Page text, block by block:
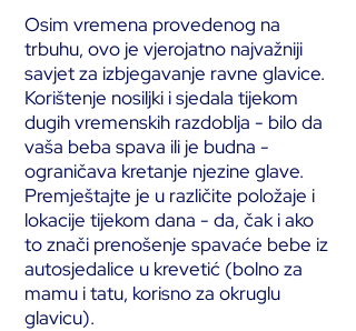
Osim vremena provedenog na
trbuhu, ovo je vjerojatno najvažniji
savjet za izbjegavanje ravne glavice.
Korištenje nosiljki i sjedala tijekom
dugih vremenskih razdoblja - bilo da
vaša beba spava ili je budna -
ograničava kretanje njezine glave.
Premještajte je u različite položaje i
lokacije tijekom dana - da, čak i ako
to znači prenošenje spavaće bebe iz
autosjedalice u krevetić (bolno za
mamu i tatu, korisno za okruglu
glavicu).